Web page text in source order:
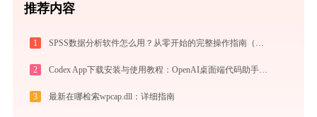
推荐内容
1
2 Codex App下载安装与使用教程：OpenAI桌面端代码助手从入门到高效协作
3 最新在哪检索wpcap.dll：详细指南